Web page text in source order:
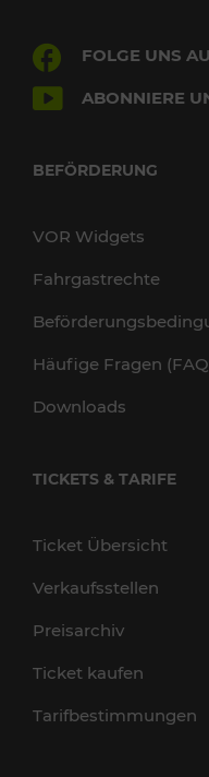
FOLGE UNS
ABONNIERE
BEFÖRDERUNG
VOR Widgets
Fahrgastrechte
Häufige Fragen
Downloads
TICKETS & TARIFE
Ticket Übersicht
Verkaufsstellen
Preisarchiv
Ticket kaufen
Tarifbestimmungen